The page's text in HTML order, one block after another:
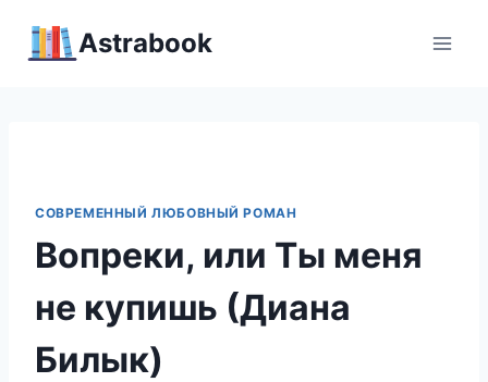
Аstrabook
СОВРЕМЕННЫЙ ЛЮБОВНЫЙ РОМАН
Вопреки, или Ты меня
не купишь (Диана
Билык)